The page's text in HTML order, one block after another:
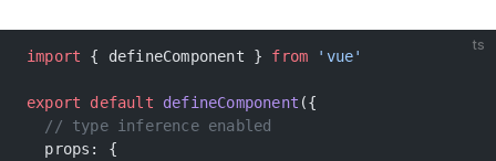
ts
import { defineComponent } from 'vue'
export default defineComponent ({
  // type inference enabled
  props: {